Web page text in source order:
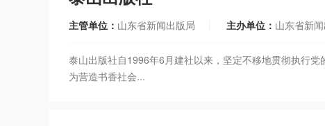
主管单位： 山东省新闻出版局 主办单位： 山东省新
泰山出版社自1996年6月建社以来，坚定不移地贯彻执行
为营造书香社会...